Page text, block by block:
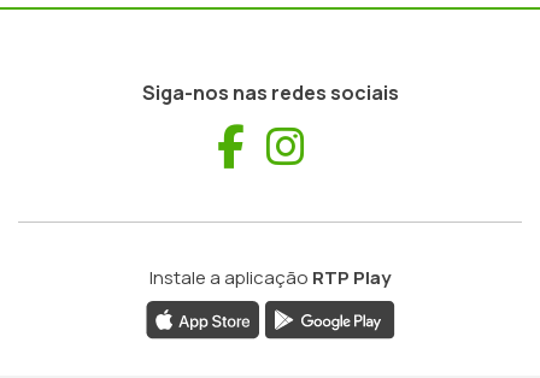
Siga-nos nas redes sociais
Facebook
Instale a aplicação RTP Play